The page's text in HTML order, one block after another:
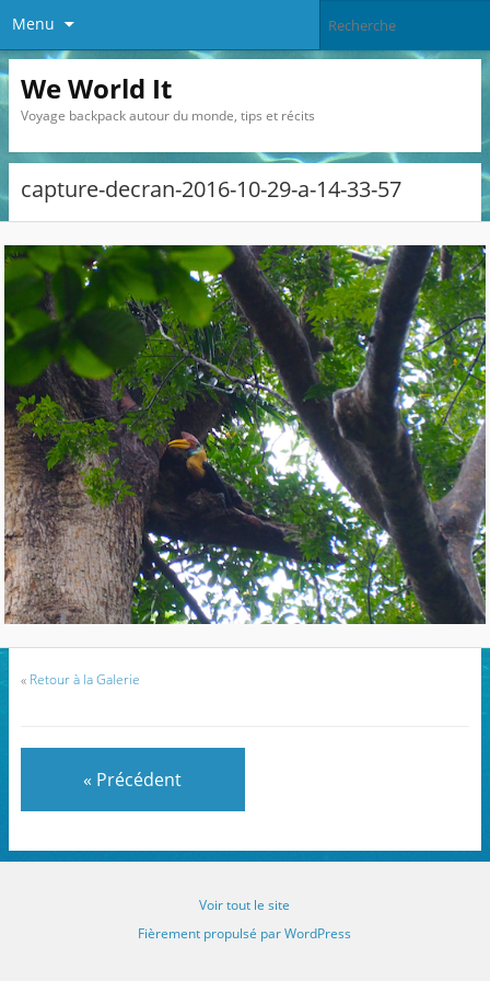
Menu
We World It
Voyage backpack autour du monde, tips et récits
capture-decran-2016-10-29-a-14-33-57
« Retour à la Galerie
« Précédent
Voir tout le site
Fièrement propulsé par WordPress